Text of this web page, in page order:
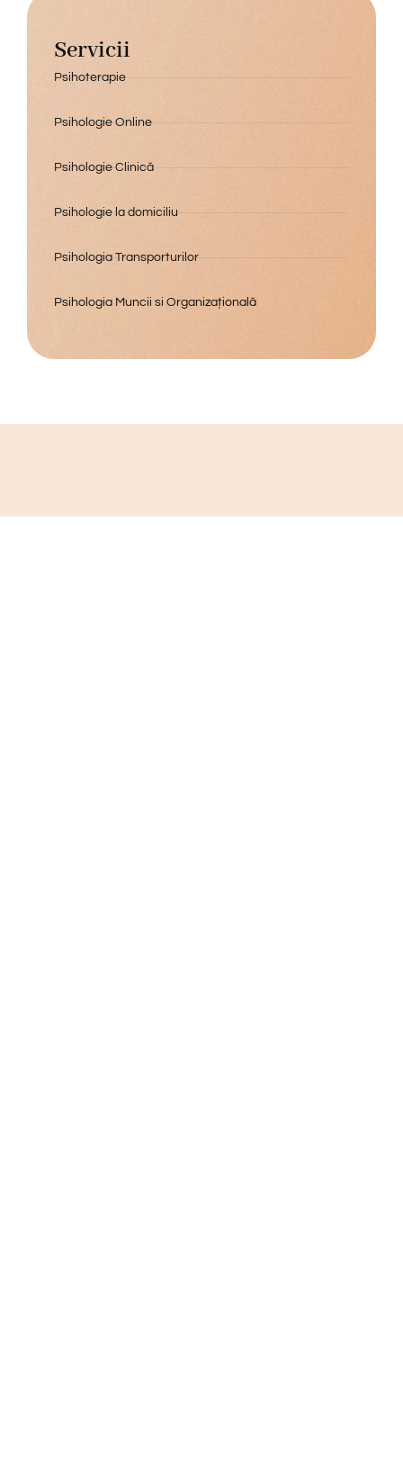
Servicii
Psihoterapie
Psihologie Online
Psihologie Clinică
Psihologie la domiciliu
Psihologia Transporturilor
Psihologia Muncii si Organizațională